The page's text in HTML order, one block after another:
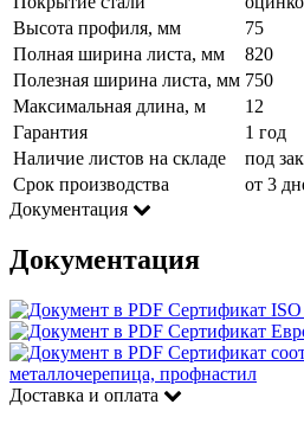
Высота профиля, мм
75
Полная ширина листа, мм
820
Полезная ширина листа, мм 750
Максимальная длина, м
12
Гарантия
1 год
Наличие листов на складе
под
Срок производства
от 3
Документация
Документация
Сертификат
Сертификат
Сертификат
металлочерепица, профнастил
Доставка и оплата